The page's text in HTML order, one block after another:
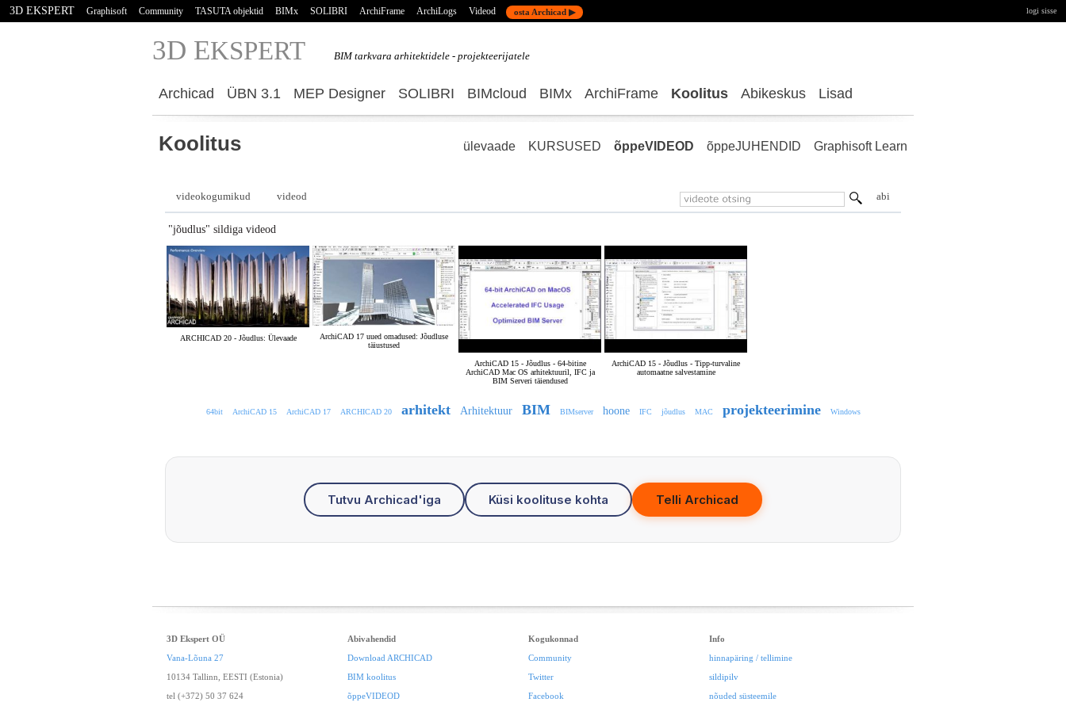
3D EKSPERT Graphisoft Community TASUTA objektid BIMx SOLIBRI ArchiFrame ArchiLogs Videod osta Archicad ▶ logi sisse
3D EKSPERT BIM tarkvara arhitektidele - projekteerijatele
Archicad ÜBN 3.1 MEP Designer SOLIBRI BIMcloud BIMx ArchiFrame Koolitus Abikeskus Lisad
Koolitus ülevaade KURSUSED õppeVIDEOD õppeJUHENDID Graphisoft Learn
videokogumikud videod abi
"jõudlus" sildiga videod
ARCHICAD 20 - Jõudlus: Ülevaade
ArchiCAD 17 uued omadused: Jõudluse
täiustused
ArchiCAD 15 - Jõudlus - 64-bitine
ArchiCAD Mac OS arhitektuuril, IFC ja
BIM Serveri täiendused
ArchiCAD 15 - Jõudlus - Tipp-turvaline
automaatne salvestamine
64bit ArchiCAD 15 ArchiCAD 17 ARCHICAD 20 arhitekt Arhitektuur BIM BIMserver hoone IFC jõudlus MAC projekteerimine Windows
Tutvu Archicad'iga Küsi koolituse kohta Telli Archicad
3D Ekspert OÜ
Vana-Lõuna 27
10134 Tallinn, EESTI (Estonia)
tel (+372) 50 37 624
Abivahendid
Download ARCHICAD
BIM koolitus
õppeVIDEOD
Kogukonnad
Community
Twitter
Facebook
Info
hinnapäring / tellimine
sildipilv
nõuded süsteemile